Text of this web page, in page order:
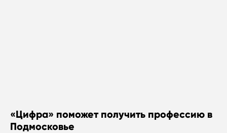
«Цифра» поможет получить профессию в
Подмосковье